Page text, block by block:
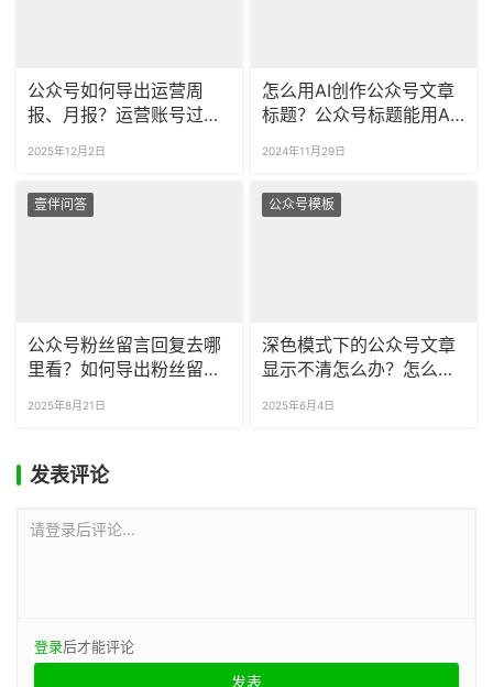
公众号如何导出运营周
报、月报？运营账号过程
要？
2025年12月2日
怎么用AI创作公众号文章
标题？公众号标题能用AI
2024年11月29日
壹伴问答
公众号粉丝留言回复去哪
里看？如何导出粉丝留言
2025年8月21日
公众号模板
深色模式下的公众号文章
显示不清怎么办？怎么预
式？
2025年6月4日
发表评论
请登录后评论...
登录后才能评论